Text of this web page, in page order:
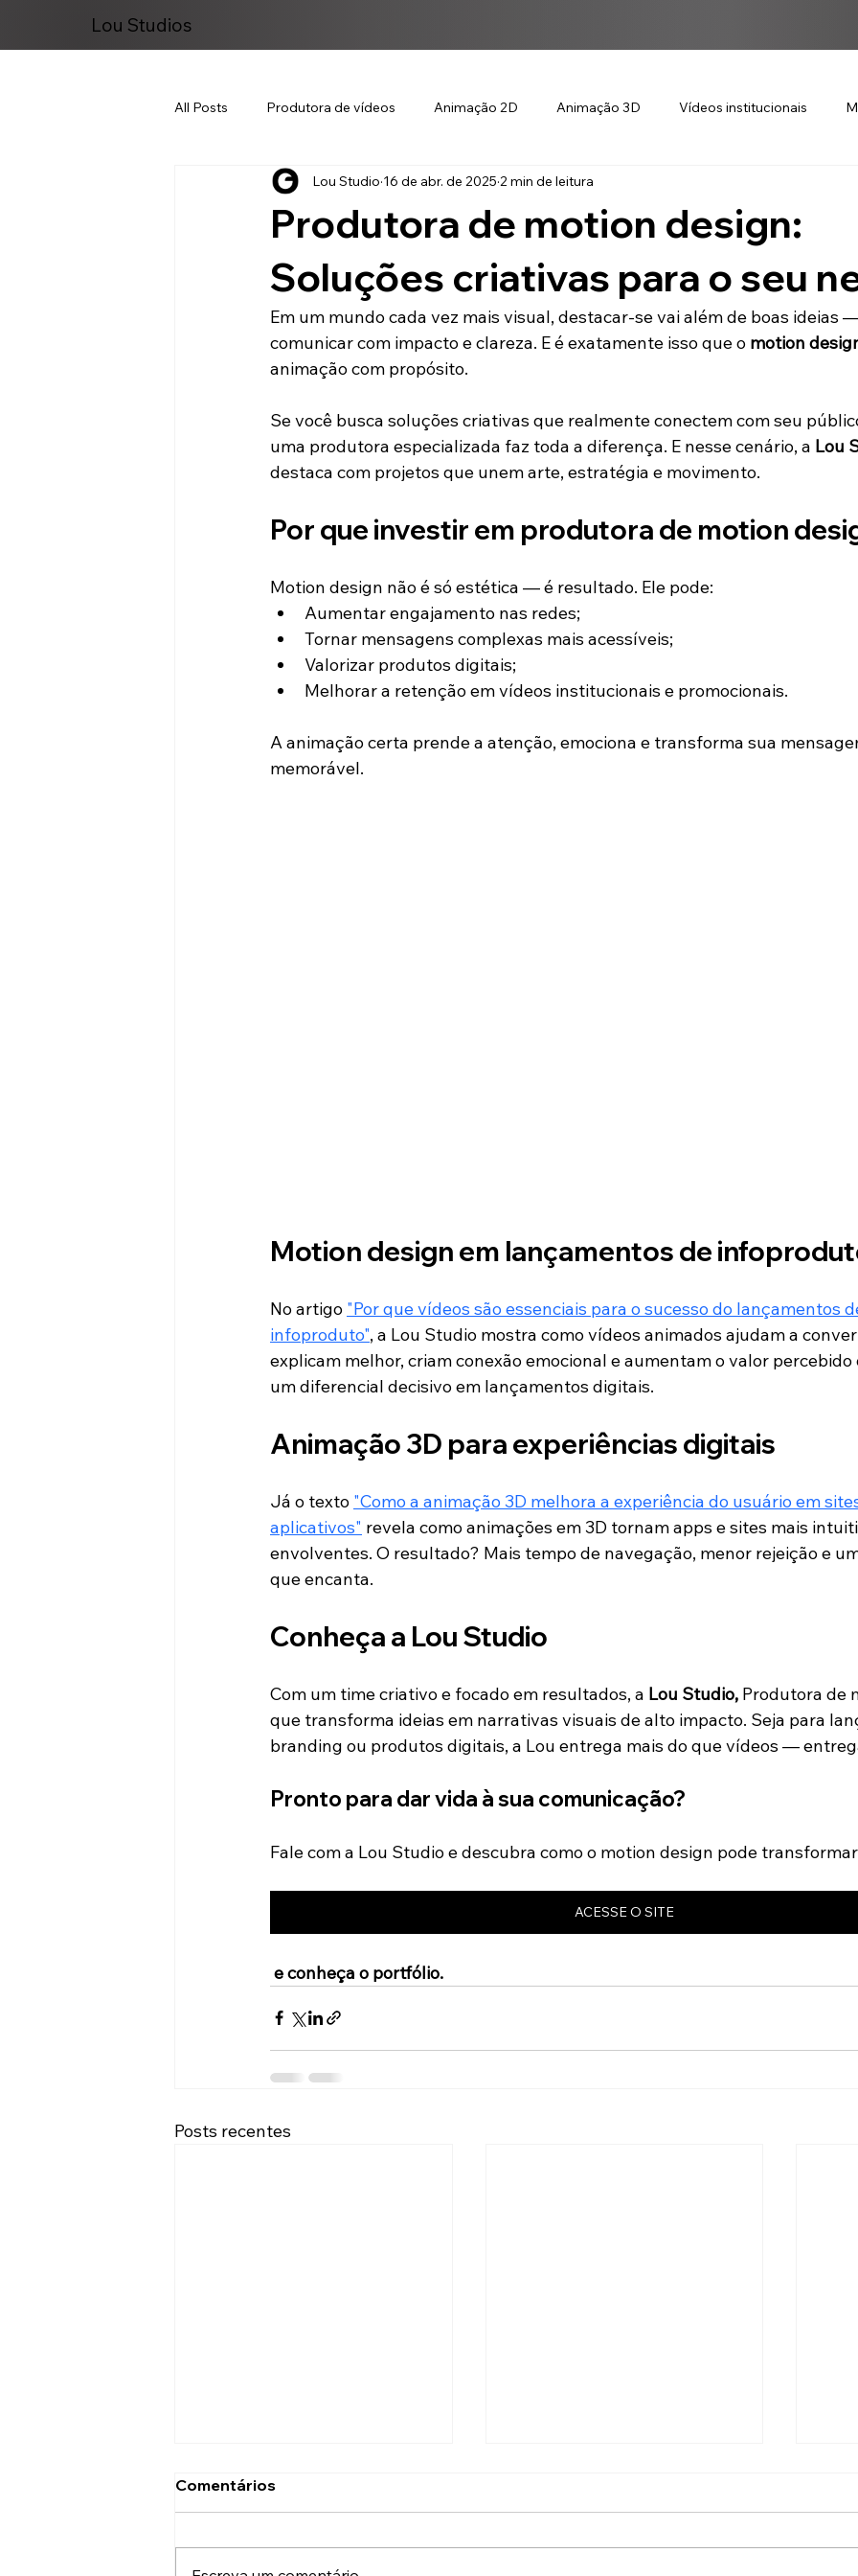
Lou Studios
All Posts Produtora de vídeos Animação 2D Animação 3D Vídeos institucionais
Marketing Digital
Produtora de motion design:
Soluções criativas para o seu
Lou Studio 16 de abr. de 2025 2 min de leitura
Em um mundo cada vez mais visual, destacar-se vai além de boas ideias
comunicar com impacto e clareza. E é exatamente isso que o motion
animação com propósito.
Se você busca soluções criativas que realmente conectem com seu
uma produtora especializada faz toda a diferença. E nesse cenário, a Lou
destaca com projetos que unem arte, estratégia e movimento.
Por que investir em produtora de motion
Motion design não é só estética — é resultado. Ele pode:
Aumentar engajamento nas redes;
Tornar mensagens complexas mais acessíveis;
Valorizar produtos digitais;
Melhorar a retenção em vídeos institucionais e promocionais.
A animação certa prende a atenção, emociona e transforma sua
memorável.
Motion design em lançamentos de
No artigo "Por que vídeos são essenciais para o sucesso do lançamentos
infoproduto", a Lou Studio mostra como vídeos animados ajudam a
explicam melhor, criam conexão emocional e aumentam o valor
um diferencial decisivo em lançamentos digitais.
Animação 3D para experiências digitais
Já o texto "Como a animação 3D melhora a experiência do usuário em
aplicativos" revela como animações em 3D tornam apps e sites mais
envolventes. O resultado? Mais tempo de navegação, menor rejeição e
que encanta.
Conheça a Lou Studio
Com um time criativo e focado em resultados, a Lou Studio, Produtora de
que transforma ideias em narrativas visuais de alto impacto. Seja para
branding ou produtos digitais, a Lou entrega mais do que vídeos —
Pronto para dar vida à sua comunicação?
Fale com a Lou Studio e descubra como o motion design pode
ACESSE O SITE
e conheça o portfólio.
Posts recentes
Comentários